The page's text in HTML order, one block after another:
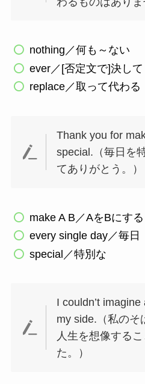
nothing／何も～ない
ever／[否定文で]決して
replace／取って代わる
Thank you for
special.（毎日を
てありがとう。）
make A B／AをBにする
every single day／毎日
special／特別な
I couldn’t
my side.（私のそ
人生を想像する
た。）